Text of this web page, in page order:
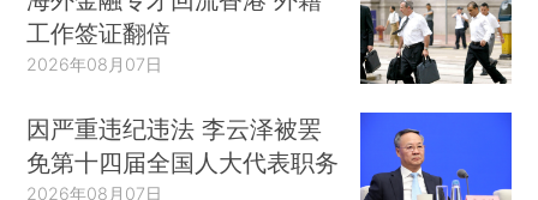
工作签证翻倍
2026年08月07日
因严重违纪违法 李云泽被罢
免第十四届全国人大代表职务
2026年08月07日